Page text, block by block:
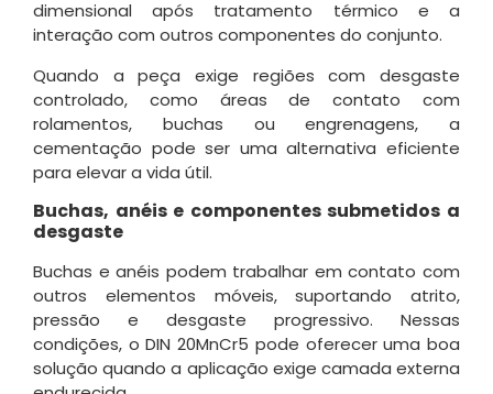
dimensional após tratamento térmico e a
interação com outros componentes do conjunto.
Quando a peça exige regiões com desgaste
controlado, como áreas de contato com
rolamentos, buchas ou engrenagens, a
cementação pode ser uma alternativa eficiente
para elevar a vida útil.
Buchas, anéis e componentes submetidos a
desgaste
Buchas e anéis podem trabalhar em contato com
outros elementos móveis, suportando atrito,
pressão e desgaste progressivo. Nessas
condições, o DIN 20MnCr5 pode oferecer uma boa
solução quando a aplicação exige camada externa